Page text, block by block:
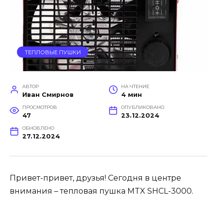
ТЕПЛОВЫЕ ПУШКИ
АВТОР
Иван Смирнов
НА ЧТЕНИЕ
4 мин
ПРОСМОТРОВ
47
ОПУБЛИКОВАНО
23.12.2024
ОБНОВЛЕНО
27.12.2024
Привет-привет, друзья! Сегодня в центре
внимания – тепловая пушка MTX SHCL-3000.